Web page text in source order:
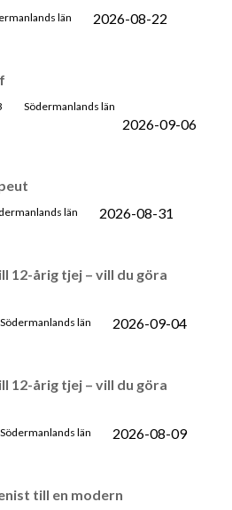
län 2026-08-22
Södermanlands län
2026-09-06
län 2026-08-31
12-årig tjej – vill du göra
Södermanlands län 2026-09-04
12-årig tjej – vill du göra
Södermanlands län 2026-08-09
till en modern